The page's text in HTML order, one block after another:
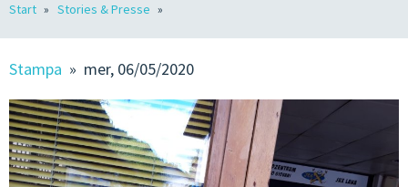
? Accedi
MEMBRI
OJA IN ALTO ADIGE
OFFERTE DI LAVORO
STORIES & STAMPA
Start Stories & Presse
Stampa » mer, 06/05/2020